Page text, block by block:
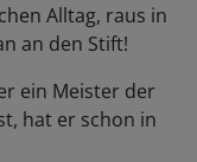
Alltag, raus in
an den Stift!
ein Meister der
hat er schon in